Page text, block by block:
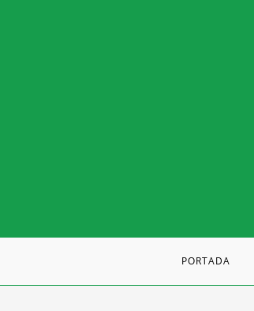
PORTADA